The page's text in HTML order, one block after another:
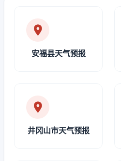
安福县天气预报
井冈山市天气预报